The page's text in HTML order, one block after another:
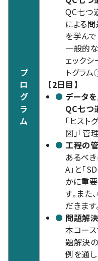
プ
ロ
グ
ラ
ム
QC七つ
による
を学んで
一般的な
ェックシ
トグラ
【2日目】
データ
QC七つ
「ヒスト
図」「管
工程の
あるべ
A」と「
かに重
す。ま
だきます
問題解
本コー
題解決
例を通